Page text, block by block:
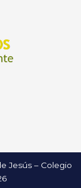
Jesús – Colegio